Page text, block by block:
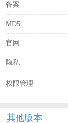
备案
MD5
官网
隐私
权限管理
其他版本